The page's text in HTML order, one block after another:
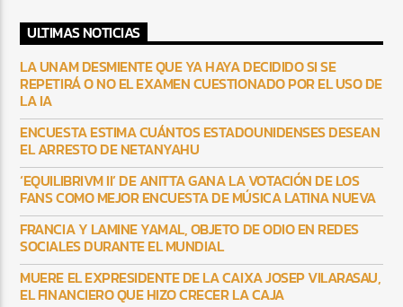
ULTIMAS NOTICIAS
LA UNAM DESMIENTE QUE YA HAYA DECIDIDO SI SE
REPETIRÁ O NO EL EXAMEN CUESTIONADO POR EL USO DE
LA IA
ENCUESTA ESTIMA CUÁNTOS ESTADOUNIDENSES DESEAN
EL ARRESTO DE NETANYAHU
‘EQUILIBRIVM II’ DE ANITTA GANA LA VOTACIÓN DE LOS
FANS COMO MEJOR ENCUESTA DE MÚSICA LATINA NUEVA
FRANCIA Y LAMINE YAMAL, OBJETO DE ODIO EN REDES
SOCIALES DURANTE EL MUNDIAL
MUERE EL EXPRESIDENTE DE LA CAIXA JOSEP VILARASAU,
EL FINANCIERO QUE HIZO CRECER LA CAJA